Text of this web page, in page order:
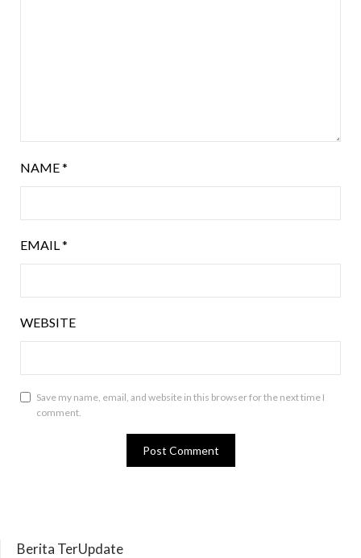
NAME*
EMAIL*
WEBSITE
Save my name, email, and website in this browser for the next time I
comment.
Berita TerUpdate